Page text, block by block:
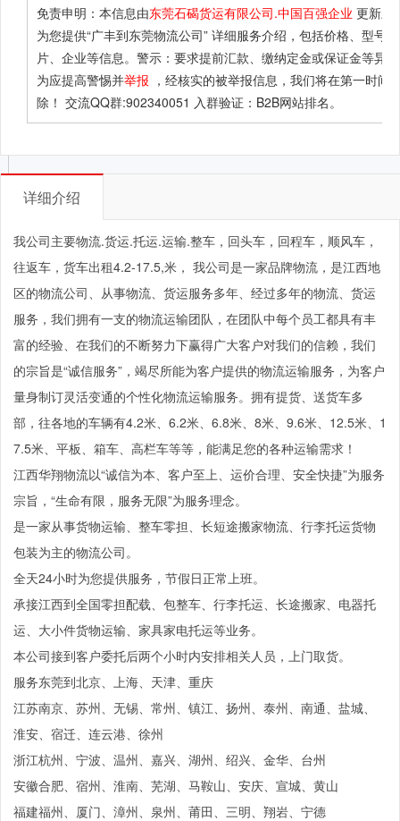
免责申明：本信息由东莞石碣货运有限公司.中国百强企业 更新上
为您提供“广丰到东莞物流公司” 详细服务介绍，包括价格、型号
片、企业等信息。警示：要求提前汇款、缴纳定金或保证金等异
为应提高警惕并举报 ，经核实的被举报信息，我们将在第一时间
除！ 交流QQ群:902340051 入群验证：B2B网站排名。
详细介绍
我公司主要物流.货运.托运.运输.整车，回头车，回程车，顺风车，
往返车，货车出租4.2-17.5,米， 我公司是一家品牌物流，是江西地
区的物流公司、从事物流、货运服务多年、经过多年的物流、货运
服务，我们拥有一支的物流运输团队，在团队中每个员工都具有丰
富的经验、在我们的不断努力下赢得广大客户对我们的信赖，我们
的宗旨是“诚信服务”，竭尽所能为客户提供的物流运输服务，为客户
量身制订灵活变通的个性化物流运输服务。拥有提货、送货车多
部，往各地的车辆有4.2米、6.2米、6.8米、8米、9.6米、12.5米、1
7.5米、平板、箱车、高栏车等等，能满足您的各种运输需求！
江西华翔物流以“诚信为本、客户至上、运价合理、安全快捷”为服务
宗旨，“生命有限，服务无限”为服务理念。
是一家从事货物运输、整车零担、长短途搬家物流、行李托运货物
包装为主的物流公司。
全天24小时为您提供服务，节假日正常上班。
承接江西到全国零担配载、包整车、行李托运、长途搬家、电器托
运、大小件货物运输、家具家电托运等业务。
本公司接到客户委托后两个小时内安排相关人员，上门取货。
服务东莞到北京、上海、天津、重庆
江苏南京、苏州、无锡、常州、镇江、扬州、泰州、南通、盐城、
淮安、宿迁、连云港、徐州
浙江杭州、宁波、温州、嘉兴、湖州、绍兴、金华、台州
安徽合肥、宿州、淮南、芜湖、马鞍山、安庆、宣城、黄山
福建福州、厦门、漳州、泉州、莆田、三明、翔岩、宁德